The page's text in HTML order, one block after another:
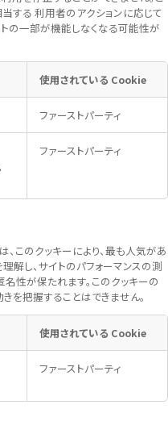
当する 利用者のアクションに応じて
の一部が機能しなくなる可能性が
使用されている Cookie
ファーストパーティ
,
ファーストパーティ
、このクッキーにより、最も人気があ
し、サイトのパフォーマンスの測
性が保たれます。このクッキーの
を把握することはできません。
使用されている Cookie
ファーストパーティ